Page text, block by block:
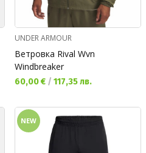
UNDER ARMOUR
Ветровка Rival Wvn
Windbreaker
Текуща цена:
60,00 € / 117,35 лв.
NEW